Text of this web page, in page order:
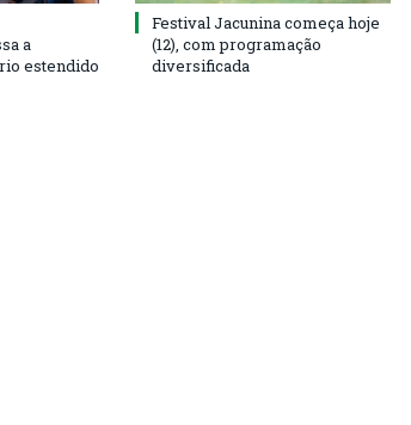
a
estendido
Festival Jacunina começa hoje
(12), com programação
diversificada